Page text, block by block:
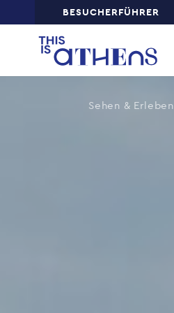
content
Top BESUCHERFÜHRER
Sehen & Erleben